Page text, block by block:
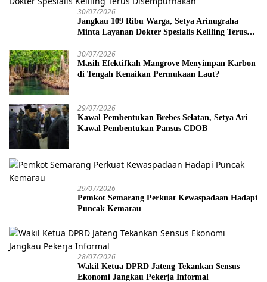
30/07/2026
Jangkau 109 Ribu Warga, Setya Arinugraha
Minta Layanan Dokter Spesialis Keliling Terus
30/07/2026
Masih Efektifkah Mangrove Menyimpan Karbon
di Tengah Kenaikan Permukaan Laut?
29/07/2026
Kawal Pembentukan Brebes Selatan, Setya Ari
Kawal Pembentukan Pansus CDOB
29/07/2026
Pemkot Semarang Perkuat Kewaspadaan Hadapi
Puncak Kemarau
28/07/2026
Wakil Ketua DPRD Jateng Tekankan Sensus
Ekonomi Jangkau Pekerja Informal